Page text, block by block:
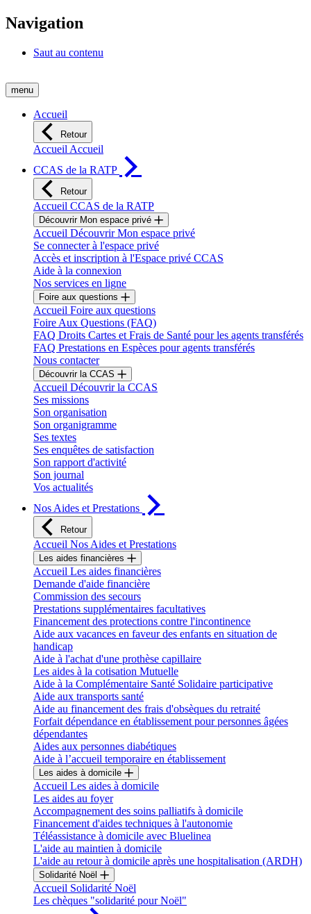
Navigation
Saut au contenu
menu
Accueil
Retour
Accueil Accueil
CCAS de la RATP
Retour
Accueil CCAS de la RATP
Découvrir Mon espace privé
Accueil Découvrir Mon espace privé
Se connecter à l'espace privé
Accès et inscription à l'Espace privé CCAS
Aide à la connexion
Nos services en ligne
Foire aux questions
Accueil Foire aux questions
Foire Aux Questions (FAQ)
FAQ Droits Cartes et Frais de Santé pour les agents transférés
FAQ Prestations en Espèces pour agents transférés
Nous contacter
Découvrir la CCAS
Accueil Découvrir la CCAS
Ses missions
Son organisation
Son organigramme
Ses textes
Ses enquêtes de satisfaction
Son rapport d'activité
Son journal
Vos actualités
Nos Aides et Prestations
Retour
Accueil Nos Aides et Prestations
Les aides financières
Accueil Les aides financières
Demande d'aide financière
Commission des secours
Prestations supplémentaires facultatives
Financement des protections contre l'incontinence
Aide aux vacances en faveur des enfants en situation de
handicap
Aide à l'achat d'une prothèse capillaire
Les aides à la cotisation Mutuelle
Aide à la Complémentaire Santé Solidaire participative
Aide aux transports santé
Aide au financement des frais d'obsèques du retraité
Forfait dépendance en établissement pour personnes âgées
dépendantes
Aides aux personnes diabétiques
Aide à l’accueil temporaire en établissement
Les aides à domicile
Accueil Les aides à domicile
Les aides au foyer
Accompagnement des soins palliatifs à domicile
Financement d'aides techniques à l'autonomie
Téléassistance à domicile avec Bluelinea
L'aide au maintien à domicile
L'aide au retour à domicile après une hospitalisation (ARDH)
Solidarité Noël
Accueil Solidarité Noël
Les chèques "solidarité pour Noël"